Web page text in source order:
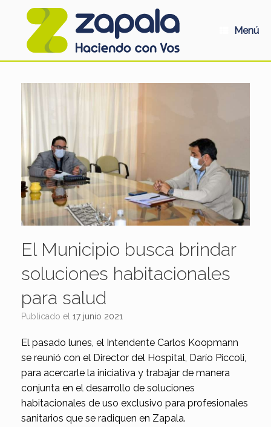
Menú
El Municipio busca brindar
soluciones habitacionales
para salud
Publicado el 17 junio 2021
El pasado lunes, el Intendente Carlos Koopmann
se reunió con el Director del Hospital, Darío Piccoli,
para acercarle la iniciativa y trabajar de manera
conjunta en el desarrollo de soluciones
habitacionales de uso exclusivo para profesionales
sanitarios que se radiquen en Zapala.